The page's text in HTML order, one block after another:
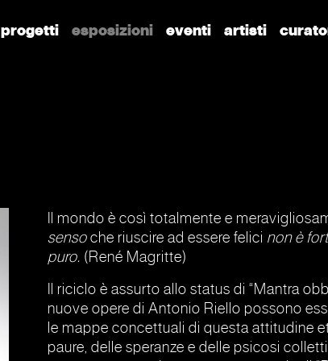
progetti esposizioni eventi artisti
Il mondo è così totalmente e
sensoche riuscire ad essere felici non è
puro. (René Magritte)
Il riciclo è assurto allo status di “Mantra
nuove opere di Antonio Riello possono
le mappe concettuali di questa attitudine
paure, delle speranze e delle psicosi